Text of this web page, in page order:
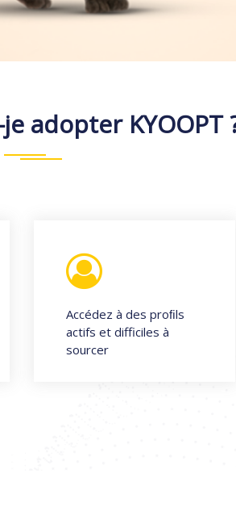
adopter KYOOPT
Accédez à des proﬁls
actifs et difficiles à
sourcer